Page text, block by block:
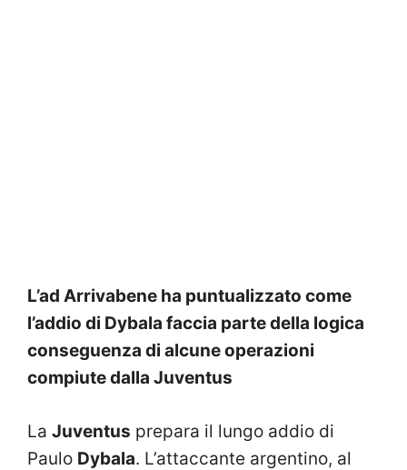
L’ad Arrivabene ha puntualizzato come
l’addio di Dybala faccia parte della logica
conseguenza di alcune operazioni
compiute dalla Juventus
La Juventus prepara il lungo addio di
Paulo Dybala. L’attaccante argentino, al